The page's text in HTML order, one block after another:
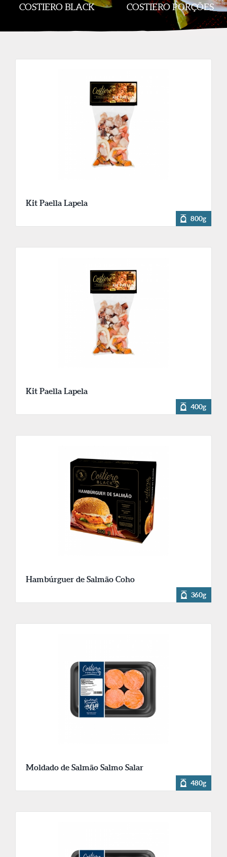
COSTIERO BLACK COSTIERO PORÇÕES
Kit Paella Lapela
800g
Kit Paella Lapela
400g
Hambúrguer de Salmão Coho
360g
Moldado de Salmão Salmo Salar
480g